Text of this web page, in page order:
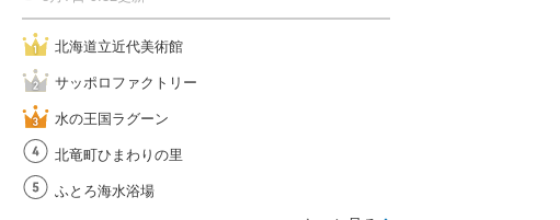
北海道立近代美術館
サッポロファクトリー
水の王国ラグーン
北竜町ひまわりの里
ふとろ海水浴場